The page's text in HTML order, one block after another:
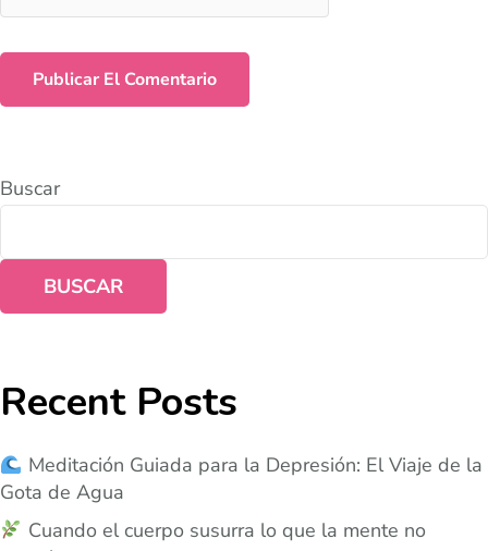
Buscar
BUSCAR
Recent Posts
Meditación Guiada para la Depresión: El Viaje de la
Gota de Agua
Cuando el cuerpo susurra lo que la mente no